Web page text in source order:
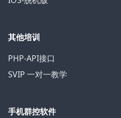
其他培训
PHP-API接口
SVIP 一对一教学
手机群控软件